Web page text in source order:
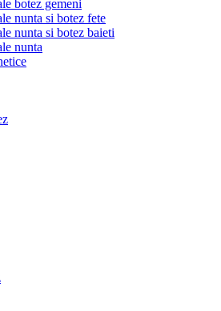
botez gemeni
nunta si botez fete
nunta si botez baieti
nunta